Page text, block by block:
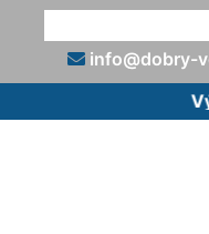
info@dobry-